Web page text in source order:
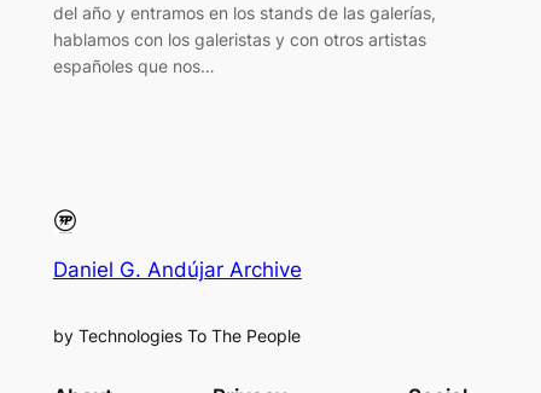
del año y entramos en los stands de las galerías,
hablamos con los galeristas y con otros artistas
españoles que nos…
Daniel G. Andújar Archive
by Technologies To The People